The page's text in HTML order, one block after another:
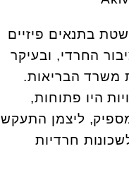
בתנאים פיזיים
החרדי, ובעיקר
משרד הבריאות.
היו פתוחות,
ליצמן התעקש
חרדיות